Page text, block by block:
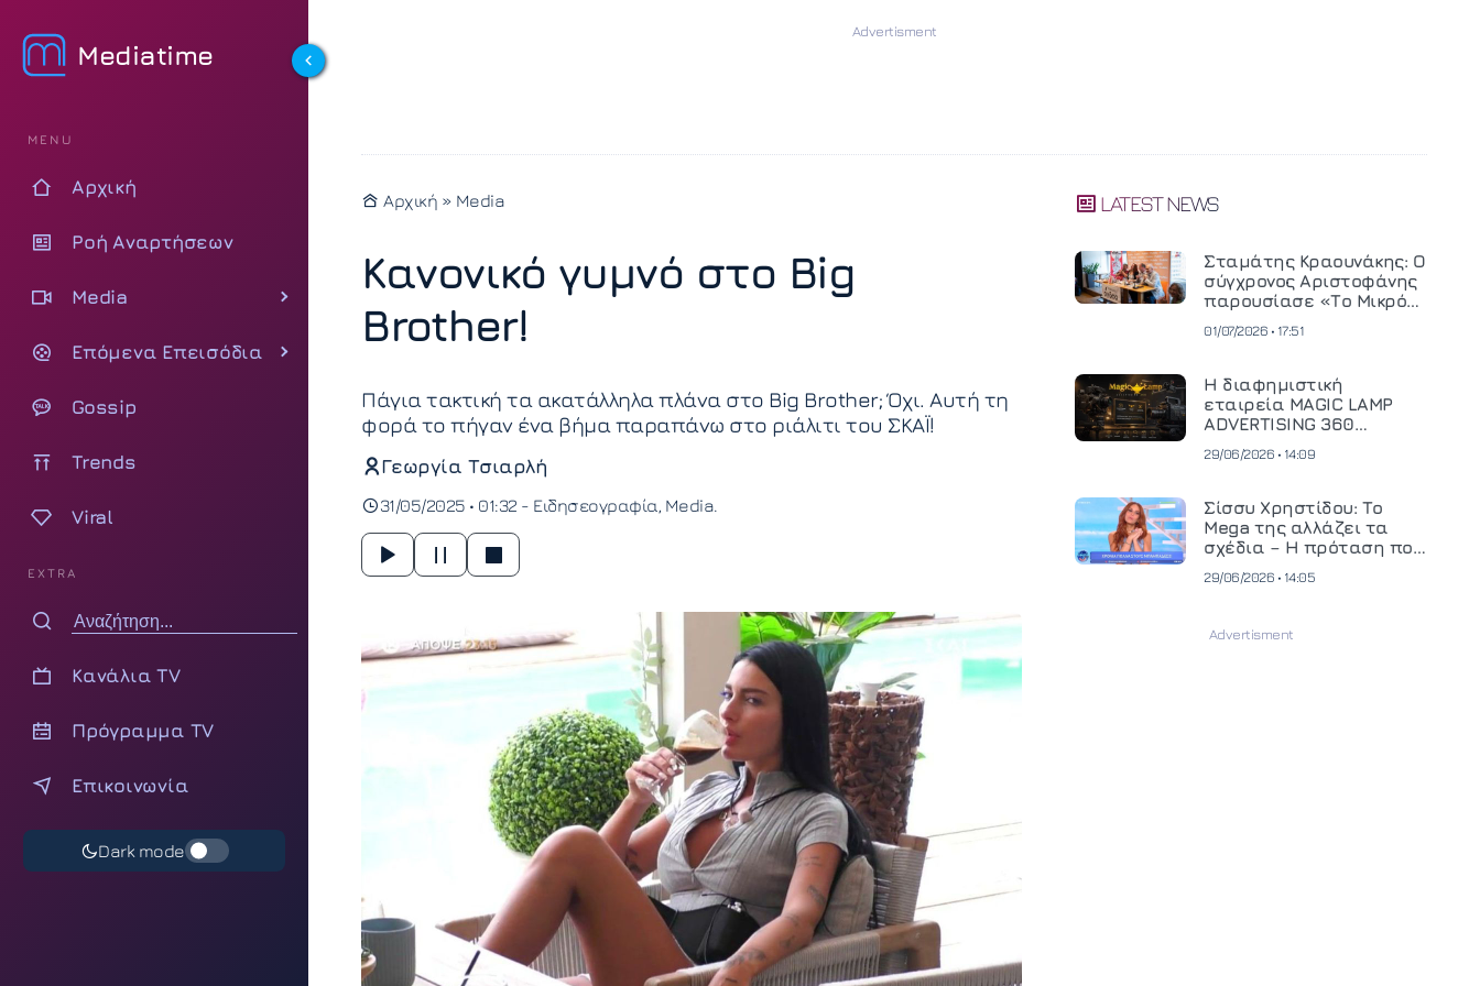
Mediatime
MENU
Αρχική
Ροή Αναρτήσεων
Media
Επόμενα Επεισόδια
Gossip
Trends
Viral
EXTRA
Κανάλια TV
Πρόγραμμα TV
Επικοινωνία
Dark mode
Αρχική » Media
Κανονικό γυμνό στο Big
Brother!
Πάγια τακτική τα ακατάλληλα πλάνα στο Big Brother; Όχι. Αυτή τη
φορά το πήγαν ένα βήμα παραπάνω στο ριάλιτι του ΣΚΑΪ!
Γεωργία Τσιαρλή
31/05/2025 • 01:32 - Ειδησεογραφία Media
LATEST NEWS
Σταμάτης Κραουνάκης: Ο
σύγχρονος Αριστοφάνης
παρουσίασε «Το Μικρό
01/07/2026 • 17:51
Η διαφημιστική
εταιρεία MAGIC LAMP
ADVERTISING 360
κινηματογραφική
και ανεβάζει τον πήχη
στην παραγωγή
οπτικοακουστικού
περιεχομένου
29/06/2026 • 14:09
Σίσσυ Χρηστίδου: Το
Mega της αλλάζει τα
σχέδια – Η πρόταση που
29/06/2026 • 14:05